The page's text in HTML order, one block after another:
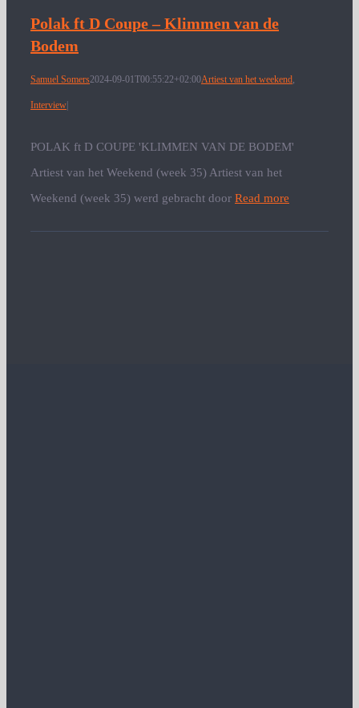
Polak ft D Coupe – Klimmen van de
Bodem
Samuel Somers2024-09-01T00:55:22+02:00Artiest van het weekend,
Interview
POLAK ft D COUPE 'KLIMMEN VAN DE BODEM'
Artiest van het Weekend (week 35) Artiest van het
Weekend (week 35) werd gebracht door Read more